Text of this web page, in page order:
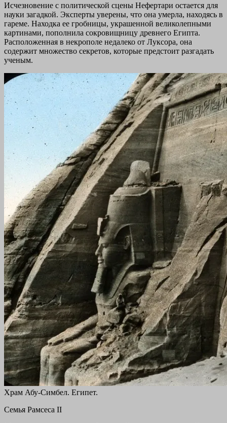
Исчезновение с политической сцены Нефертари остается для
науки загадкой. Эксперты уверены, что она умерла, находясь в
гареме. Находка ее гробницы, украшенной великолепными
картинами, пополнила сокровищницу древнего Египта.
Расположенная в некрополе недалеко от Луксора, она
содержит множество секретов, которые предстоит разгадать
ученым.
Храм Абу-Симбел. Египет.
Семья Рамсеса II